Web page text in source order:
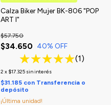
Calza Biker Mujer BK-806 "POP
ART I"
$34.650
$57.750
40% OFF
(1)
2 x $17.325 sin interés
$31.185 con Transferencia o
depósito
¡Última unidad!